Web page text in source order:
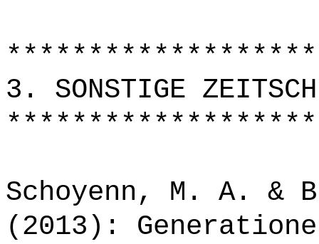
3. SONSTIGE
Schoyenn, M. A. &
(2013):